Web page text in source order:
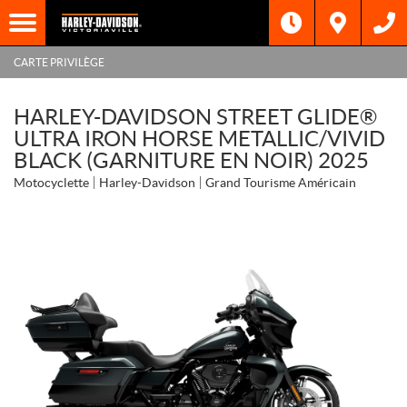
CARTE PRIVILÈGE
HARLEY-DAVIDSON STREET GLIDE®
ULTRA IRON HORSE METALLIC/VIVID
BLACK (GARNITURE EN NOIR) 2025
Motocyclette Harley-Davidson Grand Tourisme Américain